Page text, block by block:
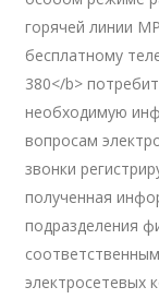
горячей линии
бесплатному
380</b>
необходимую
вопросам
звонки
полученная
подразделения
электросетевых